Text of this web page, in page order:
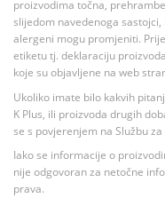
proizvodima točna,
slijedom navedenoga
alergeni mogu promjeniti.
etiketu tj. deklaraciju
koje su objavljene na web
Ukoliko imate bilo kakvih
K Plus, ili proizvoda drugih
se s povjerenjem na Službu za
Iako se informacije o
nije odgovoran za netočne
prava.